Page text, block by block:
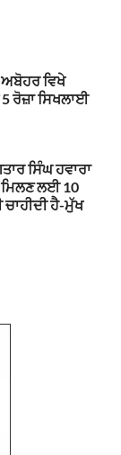
ਵਿਖੇ
5 ਰੋਜ਼ਾ ਸਿਖਲਾਈ
ਸਿੰਘ ਹਵਾਰਾ
ਮਿਲਣ ਲਈ 10
ਚਾਹੀਦੀ ਹੈ-ਮੁੱਖ